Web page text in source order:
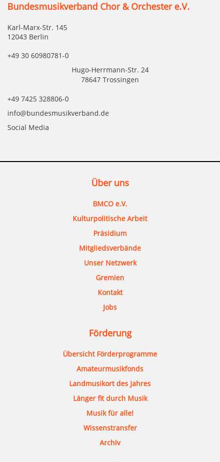
Bundesmusikverband Chor & Orchester e.V.
Karl-Marx-Str. 145
12043 Berlin
+49 30 60980781-0
Hugo-Herrmann-Str. 24
78647 Trossingen
+49 7425 328806-0
info@bundesmusikverband.de
Social Media
Über uns
BMCO e.V.
Kulturpolitische Arbeit
Präsidium
Mitgliedsverbände
Unser Netzwerk
Gremien
Kontakt
Jobs
Förderung
Übersicht Förderprogramme
Amateurmusikfonds
Landmusikort des Jahres
Länger fit durch Musik
Musik für alle!
Wissenstransfer
Archiv